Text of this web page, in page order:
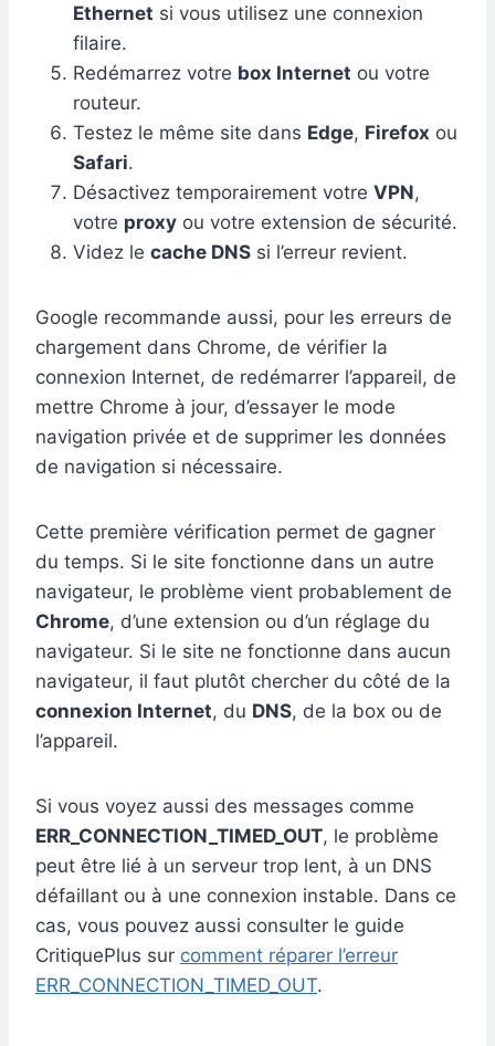
Ethernet si vous utilisez une connexion
filaire.
Redémarrez votre box Internet ou votre
routeur.
Testez le même site dans Edge, Firefox ou
Safari.
Désactivez temporairement votre VPN,
votre proxy ou votre extension de sécurité.
Videz le cache DNS si l’erreur revient.
Google recommande aussi, pour les erreurs de
chargement dans Chrome, de vérifier la
connexion Internet, de redémarrer l’appareil, de
mettre Chrome à jour, d’essayer le mode
navigation privée et de supprimer les données
de navigation si nécessaire.
Cette première vérification permet de gagner
du temps. Si le site fonctionne dans un autre
navigateur, le problème vient probablement de
Chrome, d’une extension ou d’un réglage du
navigateur. Si le site ne fonctionne dans aucun
navigateur, il faut plutôt chercher du côté de la
connexion Internet, du DNS, de la box ou de
l’appareil.
Si vous voyez aussi des messages comme
ERR_CONNECTION_TIMED_OUT, le problème
peut être lié à un serveur trop lent, à un DNS
défaillant ou à une connexion instable. Dans ce
cas, vous pouvez aussi consulter le guide
CritiquePlus sur comment réparer l’erreur
ERR_CONNECTION_TIMED_OUT.